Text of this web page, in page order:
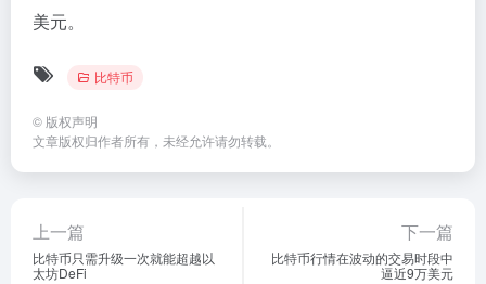
美元。
比特币
© 版权声明
文章版权归作者所有，未经允许请勿转载。
上一篇
比特币只需升级一次就能超越以
太坊DeFi
下一篇
比特币行情在波动的交易时段中
逼近9万美元